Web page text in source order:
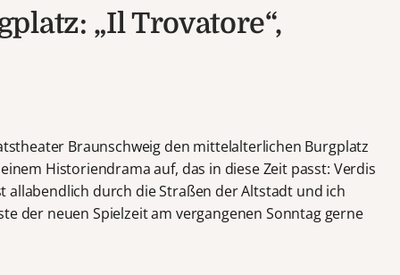
„Il Trovatore“,
Braunschweig den mittelalterlichen Burgplatz
Historiendrama auf, das in diese Zeit passt: Verdis
allabendlich durch die Straßen der Altstadt und ich
der neuen Spielzeit am vergangenen Sonntag gerne